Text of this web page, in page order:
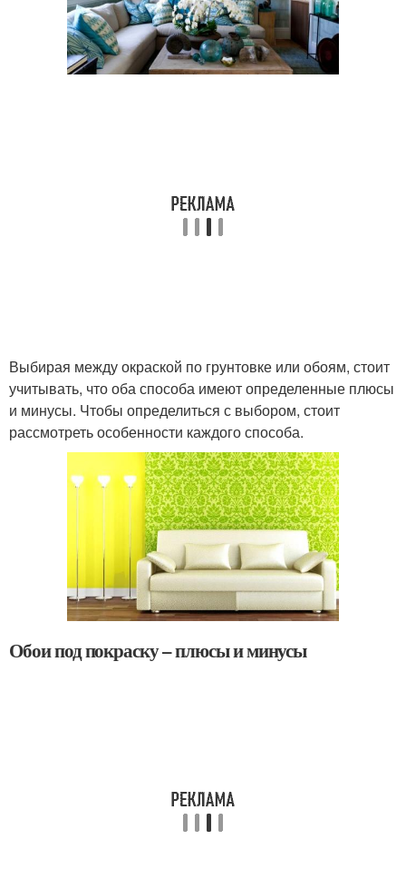
Выбирая между окраской по грунтовке или обоям, стоит
учитывать, что оба способа имеют определенные плюсы
и минусы. Чтобы определиться с выбором, стоит
рассмотреть особенности каждого способа.
Обои под покраску – плюсы и минусы